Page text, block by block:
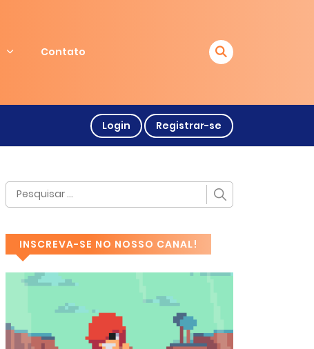
Contato
Login Registrar-se
INSCREVA-SE NO NOSSO CANAL!